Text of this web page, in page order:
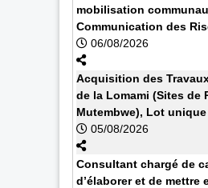
mobilisation
Communication des
06/08/2026
Acquisition des
de la Lomami (Sites de
Mutembwe), Lot unique
05/08/2026
Consultant chargé de
d’élaborer et de